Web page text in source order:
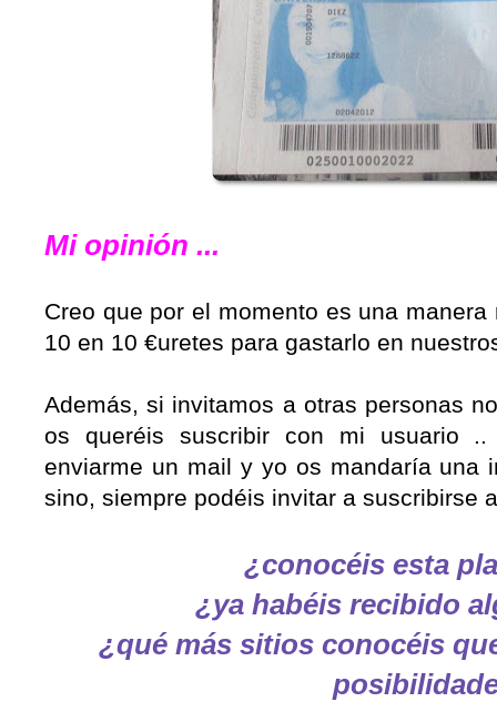
Mi opinión ...
Creo que por el momento es una
10 en 10 €uretes para gastarlo en
Además, si invitamos a otras personas
os queréis suscribir con mi usuario
enviarme un mail y yo os mandaría una
sino, siempre podéis invitar a suscribirse
¿conocéis esta
¿ya habéis recibido
¿qué más sitios conocéis